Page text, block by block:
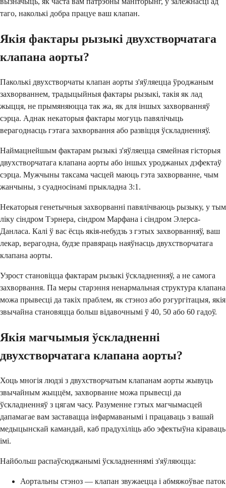
таго, наколькі добра працуе ваш клапан.
Якія фактары рызыкі двухстворчатага
клапана аорты?
Паколькі двухстворчаты клапан аорты з'яўляецца ўроджаным
захворваннем, традыцыйныя фактары рызыкі, такія як лад
жыцця, не прымяняюцца так жа, як для іншых захворванняў
сэрца. Аднак некаторыя фактары могуць павялічыць
верагоднасць гэтага захворвання або развіцця ўскладненняў.
Наймацнейшым фактарам рызыкі з'яўляецца сямейная гісторыя
двухстворчатага клапана аорты або іншых уроджаных дэфектаў
сэрца. Мужчыны таксама часцей маюць гэта захворванне, чым
жанчыны, з суадносінамі прыкладна 3:1.
Некаторыя генетычныя захворванні павялічваюць рызыку, у тым
ліку сіндром Тэрнера, сіндром Марфана і сіндром Элерса-
Данласа. Калі ў вас ёсць якія-небудзь з гэтых захворванняў, ваш
лекар, верагодна, будзе правяраць наяўнасць двухстворчатага
клапана аорты.
Узрост становіцца фактарам рызыкі ўскладненняў, а не самога
захворвання. Па меры старэння ненармальная структура клапана
можа прывесці да такіх праблем, як стэноз або рэгургітацыя, якія
звычайна становяцца больш відавочнымі ў 40, 50 або 60 гадоў.
Якія магчымыя ўскладненні
двухстворчатага клапана аорты?
Хоць многія людзі з двухстворчатым клапанам аорты жывуць
звычайным жыццём, захворванне можа прывесці да
ўскладненняў з цягам часу. Разуменне гэтых магчымасцей
дапамагае вам заставацца інфармаванымі і працаваць з вашай
медыцынскай камандай, каб прадухіліць або эфектыўна кіраваць
імі.
Найбольш распаўсюджанымі ўскладненнямі з'яўляюцца:
Аортальны стэноз — клапан звужаецца і абмяжоўвае паток